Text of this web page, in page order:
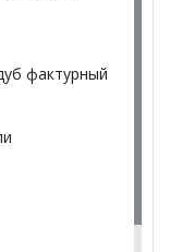
фактурный